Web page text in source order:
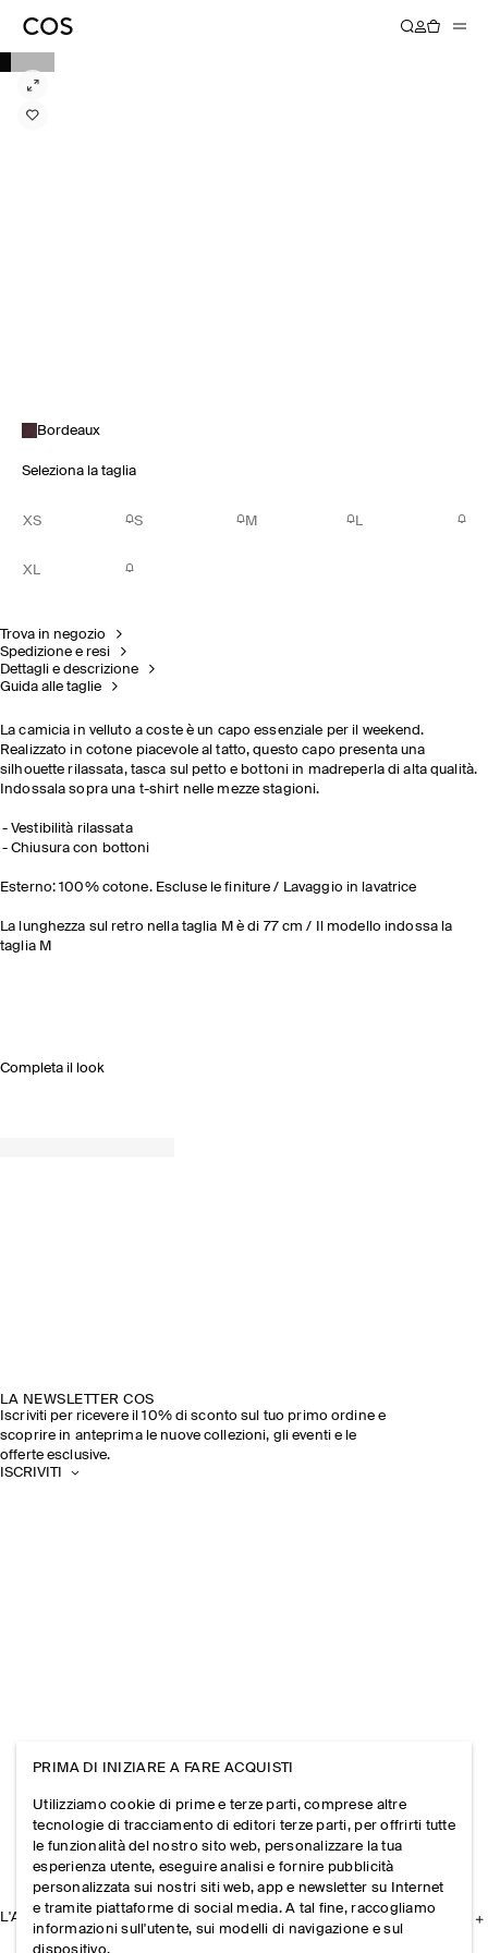
Bordeaux
Seleziona la taglia
XS S M L
XL
Trova in negozio
Spedizione e resi
Dettagli e descrizione
Guida alle taglie
La camicia in velluto a coste è un capo essenziale per il weekend.
Realizzato in cotone piacevole al tatto, questo capo presenta una
silhouette rilassata, tasca sul petto e bottoni in madreperla di alta qualità.
Indossala sopra una t-shirt nelle mezze stagioni.
Vestibilità rilassata
Chiusura con bottoni
Esterno: 100% cotone. Escluse le finiture / Lavaggio in lavatrice
La lunghezza sul retro nella taglia M è di 77 cm / Il modello indossa la
taglia M
Completa il look
LA NEWSLETTER COS
Iscriviti per ricevere il 10% di sconto sul tuo primo ordine e
scoprire in anteprima le nuove collezioni, gli eventi e le
offerte esclusive.
ISCRIVITI
L'AZIENDA
PRIMA DI INIZIARE A FARE ACQUISTI
Utilizziamo cookie di prime e terze parti, comprese altre
tecnologie di tracciamento di editori terze parti, per offrirti tutte
le funzionalità del nostro sito web, personalizzare la tua
esperienza utente, eseguire analisi e fornire pubblicità
personalizzata sui nostri siti web, app e newsletter su Internet
e tramite piattaforme di social media. A tal fine, raccogliamo
informazioni sull'utente, sui modelli di navigazione e sul
dispositivo.